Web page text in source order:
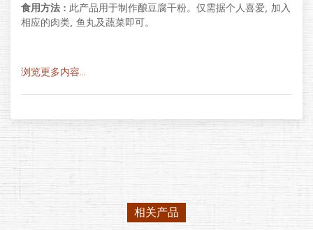
食用方法 : 此产品用于制作酿豆腐干粉。仅需据个人喜爱, 加入
相应的肉类, 鱼丸及蔬菜即可。
浏览更多内容...
相关产品